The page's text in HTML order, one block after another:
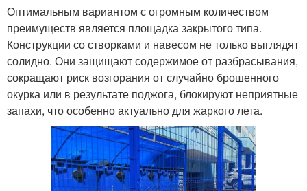
Оптимальным вариантом с огромным количеством
преимуществ является площадка закрытого типа.
Конструкции со створками и навесом не только выглядят
солидно. Они защищают содержимое от разбрасывания,
сокращают риск возгорания от случайно брошенного
окурка или в результате поджога, блокируют неприятные
запахи, что особенно актуально для жаркого лета.